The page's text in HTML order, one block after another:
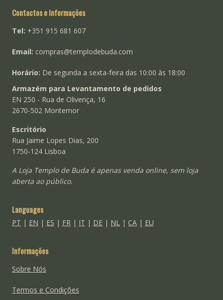
Contactos e Informações
Tel: +351 915 681 607
Email: compras@templodebuda.com
Horário: De segunda a sexta-feira das 10:00 às 18:00
Armazém para Levantamento de pedidos
EN 250 - Rua de Olivença, 16
2670-502 Montemor
Escritório
Rua Jaime Lopes Dias, 200
1750-124 Lisboa
A Loja Templo de Buda é apenas venda online, sem loja
aberta ao público.
Languages
PT | EN | ES | FR| IT | DE| NL| CA| EU
Informações
Sobre Nós
Termos e Condições